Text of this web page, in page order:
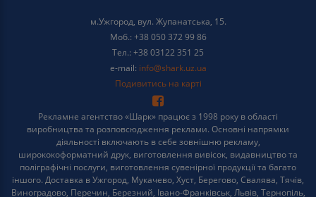
м.Ужгород, вул. Жупанатська, 15.
Моб.: +38 050 372 99 86
Тел.: +38 03122 351 25
e-mail: info@shark.uz.ua
Подивитись на карті
Рекламне агентство «Шарк» працює з 1998 року в області
виробництва та розповсюдження реклами. Основні напрямки
діяльності включають в себе зовнішню рекламу,
ширококоформатний друк, виготовлення вивісок, видавництво та
поліграфічні послуги, виготовлення сувенірної продукції та багато
іншого. Доставка в Ужгород, Мукачево, Хуст, Берегово, Свалява, Тячів,
Виноградово, Перечин, Березний, Івано-Франківськ, Львів, Тернопіль,